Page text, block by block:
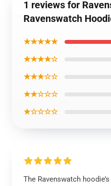
1 reviews for
Ravenswatch
★★★★★
★★★★☆
★★★☆☆
★★☆☆☆
★☆☆☆☆
The Ravenswatch